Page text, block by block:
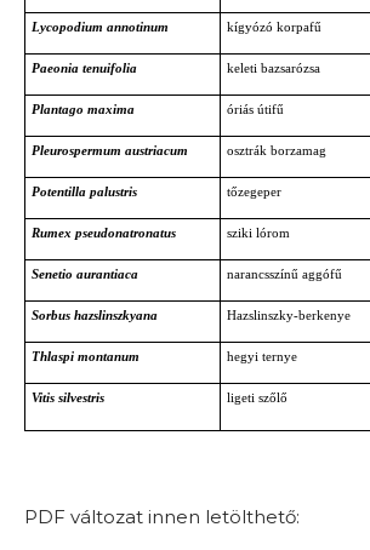
Lycopodium annotinum kígyózó korpafű
Paeonia tenuifolia keleti bazsarózsa
Plantago maxima óriás útifű
Pleurospermum austriacum osztrák borzamag
Potentilla palustris tőzegeper
Rumex pseudonatronatus sziki lórom
Senetio aurantiaca narancsszínű aggófű
Sorbus hazslinszkyana Hazslinszky-berkenye
Thlaspi montanum hegyi ternye
Vitis silvestris ligeti szőlő
PDF változat innen letölthető: